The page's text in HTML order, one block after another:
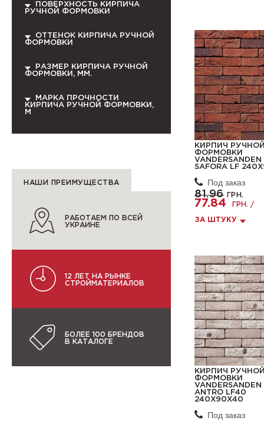
ПОВЕРХНОСТЬ КИРПИЧА
РУЧНОЙ ФОРМОВКИ
ОТТЕНОК КИРПИЧА РУЧНОЙ
ФОРМОВКИ
РАЗМЕР КИРПИЧА РУЧНОЙ
ФОРМОВКИ, ММ.
МАРКА ПРОЧНОСТИ
КИРПИЧА РУЧНОЙ ФОРМОВКИ,
М
НАШИ ПРЕИМУЩЕСТВА
РАБОТАЕМ ПО ВСЕЙ
УКРАИНЕ
12 ЛЕТ НА РЫНКЕ
СТРОЙМАТЕРИАЛОВ
БОЛЕЕ 100 БРЕНДОВ
В КАТАЛОГЕ
КИРПИЧ
ФОРМОВКИ
SAFORA LF
Под заказ
81.96 ГРН.
77.84 ГРН. /
ЗА ШТУКУ
КИРПИЧ
ФОРМОВКИ
VANDERSANDEN
ANTRO LF40
240X90X40
Под заказ